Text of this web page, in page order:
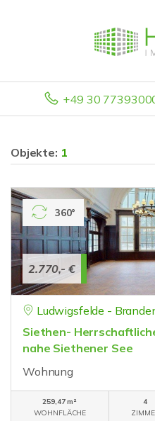
+49 30
Objekte: 1
2.770,- €
360°
Ludwigsfelde -
Siethen-
nahe Siethener See
Wohnung
259,47 m²
WOHNFLÄCHE
4